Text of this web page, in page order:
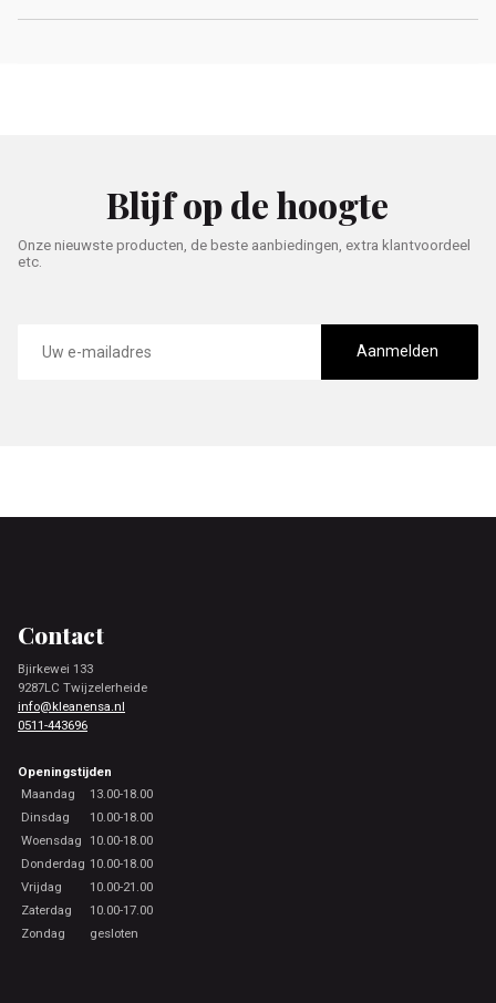
Blijf op de hoogte
Onze nieuwste producten, de beste aanbiedingen, extra klantvoordeel
etc.
mailadres
Aanmelden
Contact
Bjirkewei 133
9287LC Twijzelerheide
info@kleanensa.nl
0511-443696
Openingstijden
Maandag
13.00-18.00
Dinsdag
10.00-18.00
Woensdag 10.00-18.00
Donderdag 10.00-18.00
Vrijdag
10.00-21.00
Zaterdag
10.00-17.00
Zondag
gesloten